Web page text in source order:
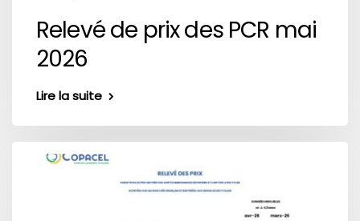
Relevé de prix des PCR mai
2026
Lire la suite